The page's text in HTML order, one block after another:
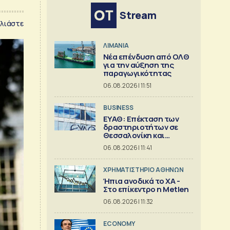
Stream
ΛΙΜΑΝΙΑ
Νέα επένδυση από ΟΛΘ
για την αύξηση της
παραγωγικότητας
06.08.2026 | 11:51
BUSINESS
ΕΥΑΘ: Επέκταση των
δραστηριοτήτων σε
Θεσσαλονίκη και
Χαλκιδική
06.08.2026 | 11:41
XΡΗΜΑΤΙΣΤΗΡΙΟ ΑΘΗΝΩΝ
Ήπια ανοδικά το ΧΑ -
Στο επίκεντρο η Metlen
06.08.2026 | 11:32
ECONOMY